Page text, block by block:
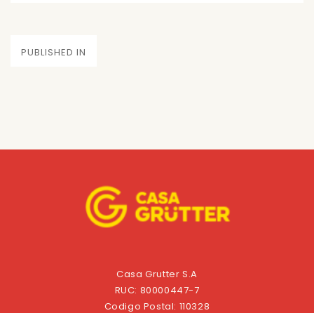
Navegación
PUBLISHED IN
Casa Grutter S.A
RUC: 80000447-7
Codigo Postal: 110328